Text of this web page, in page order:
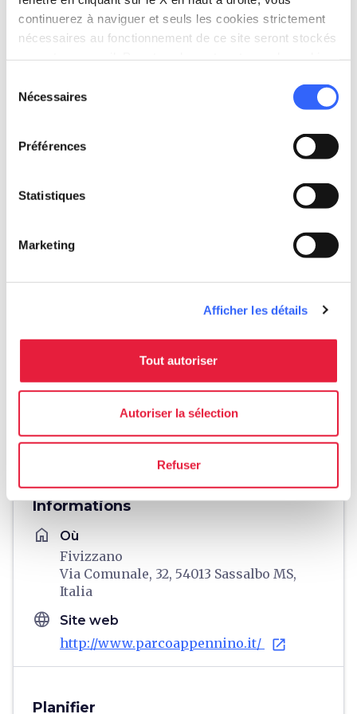
continuerez à naviguer et seuls les cookies strictement
nécessaires au fonctionnement de ce site seront stockés
Nécessaires
Préférences
Statistiques
Marketing
Afficher les détails
Tout autoriser
Autoriser la sélection
Refuser
Appennino Tosco-Emiliano National Park video
directions Directions
Informations
home Où
Fivizzano
Via Comunale, 32, 54013 Sassalbo MS,
Italia
language Site web
http://www.parcoappennino.it/ open_in_new
Planifier